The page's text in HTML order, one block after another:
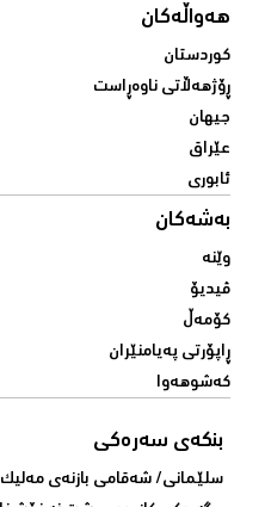
هەواڵەکان
کوردستان
ڕۆژهەڵاتی ناوەڕاست
جیهان
عێراق
ئابوری
بەشەکان
وێنە
ڤیدیۆ
کۆمەڵ
ڕاپۆرتی پەیامنێران
کەشوهەوا
بنکەی سەرەکی
سلێمانی/ شه‌قامی بازنه‌ی